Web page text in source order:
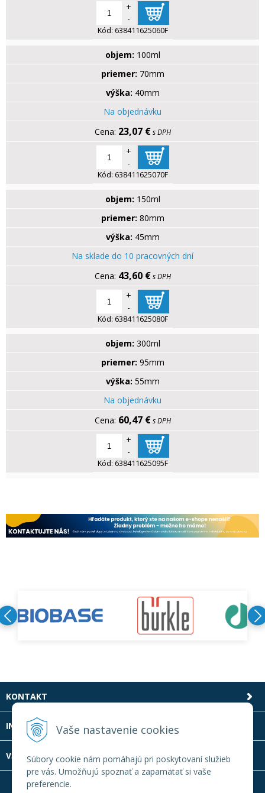
Vaše nastavenie cookies
Súbory cookie nám pomáhajú pri poskytovaní služieb
pre vás. Umožňujú spoznať a zapamätať si vaše
preferencie.
+
-
Kód: 638411625060F
objem: 100ml
priemer: 70mm
výška: 40mm
Na objednávku
23,07 € s DPH
+
-
Kód: 638411625070F
objem: 150ml
priemer: 80mm
výška: 45mm
Na sklade do 10 pracovných dní
43,60 € s DPH
+
-
Kód: 638411625080F
objem: 300ml
priemer: 95mm
výška: 55mm
Na objednávku
60,47 € s DPH
+
-
Kód: 638411625095F
KONTAKT
INFOLINKA
VŠETKO O NÁKUPE